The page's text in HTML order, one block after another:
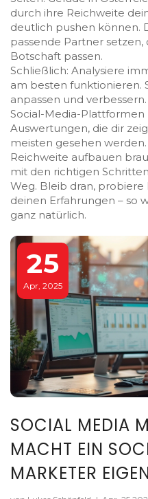
durch ihre Reichweite
deutlich pushen können.
passende Partner
Botschaft passen.
Schließlich: Analysiere
am besten funktionieren.
anpassen und
Social-Media-
Auswertungen, die dir
meisten gesehen werden.
Reichweite aufbauen
mit den richtigen
Weg. Bleib dran, probiere
deinen Erfahrungen – so
ganz natürlich.
25
Apr, 2025
SOCIAL MEDIA
MACHT EIN
MARKETER